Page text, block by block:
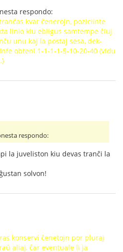
respondo:
kvar ĉenerojn, poziciinte
linio kiu ebligus samtempe ĉiuj
unu kaj la postaj sesa, dek-
obteni 1-1-1-1-5-10-20-40 (vidu
respondo:
la juveliston kiu devas tranĉi la
solvon!
konservi ĉenetojn por pluraj
aliaj, ĉar eventuale li ja